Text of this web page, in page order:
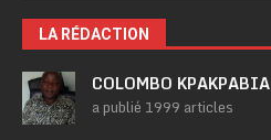
LA RÉDACTION
COLOMBO KPAKPABIA
a publié 1999 articles